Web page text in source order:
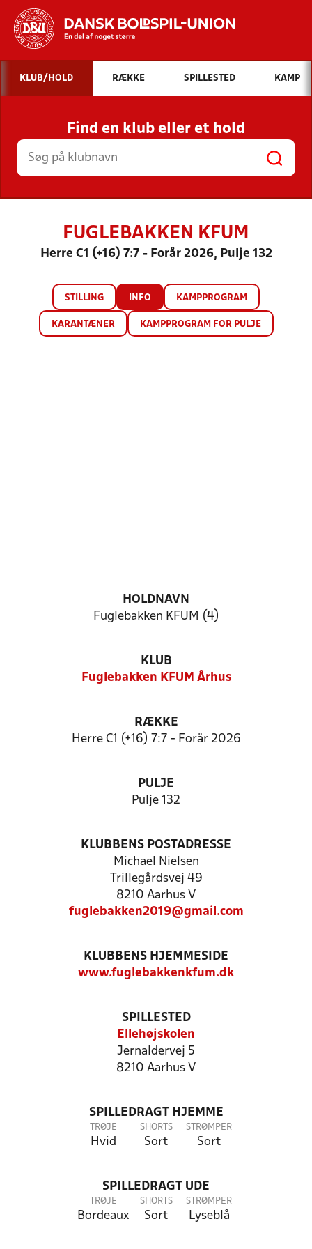
Hvad vil du søge efter?
INDHOLD OG NYHEDER
STILLINGER, RESULTATER, KLUBBER OG
HOLD
KLUB/HOLD RÆKKE SPILLESTED KAMP
Find en klub eller et hold
FUGLEBAKKEN KFUM
Herre C1 (+16) 7:7 - Forår 2026, Pulje 132
STILLING INFO KAMPPROGRAM
KARANTÆNER KAMPPROGRAM FOR PULJE
HOLDNAVN
Fuglebakken KFUM (4)
KLUB
Fuglebakken KFUM Århus
RÆKKE
Herre C1 (+16) 7:7 - Forår 2026
PULJE
Pulje 132
KLUBBENS POSTADRESSE
Michael Nielsen
Trillegårdsvej 49
8210 Aarhus V
fuglebakken2019@gmail.com
KLUBBENS HJEMMESIDE
www.fuglebakkenkfum.dk
SPILLESTED
Ellehøjskolen
Jernaldervej 5
8210 Aarhus V
SPILLEDRAGT HJEMME
TRØJE
Hvid
SHORTS
Sort
STRØMPER
Sort
SPILLEDRAGT UDE
TRØJE
Bordeaux
SHORTS
Sort
STRØMPER
Lyseblå